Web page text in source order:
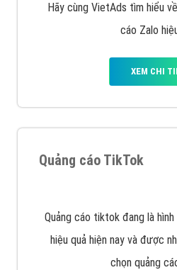
Hãy cùng VietAds tìm hiểu
cáo Zalo
XEM CHI
Quảng cáo TikTok
Quảng cáo tiktok đang là
hiệu quả hiện nay và được
chọn quảng